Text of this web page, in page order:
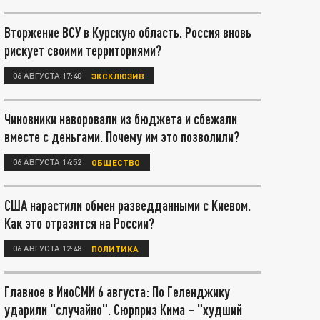
Вторжение ВСУ в Курскую область. Россия вновь
рискует своими территориями?
06 АВГУСТА 17:40 ЭКСКЛЮЗИВ
Чиновники наворовали из бюджета и сбежали
вместе с деньгами. Почему им это позволили?
06 АВГУСТА 14:52 ОБЩЕСТВО
США нарастили обмен разведданными с Киевом.
Как это отразится на России?
06 АВГУСТА 12:48 ПОЛИТИКА
Главное в ИноСМИ 6 августа: По Геленджику
ударили "случайно". Сюрприз Кима – "худший